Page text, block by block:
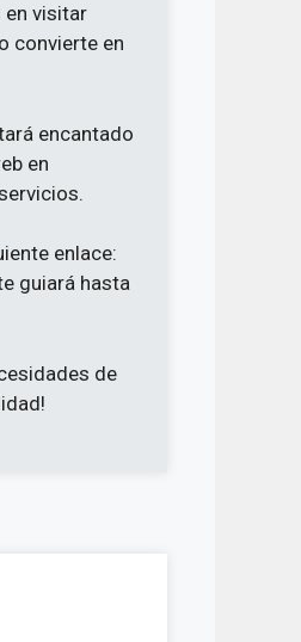
en visitar
convierte en
encantado
en
enlace:
guiará hasta
de